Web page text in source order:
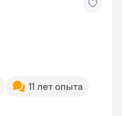
11 лет опыта